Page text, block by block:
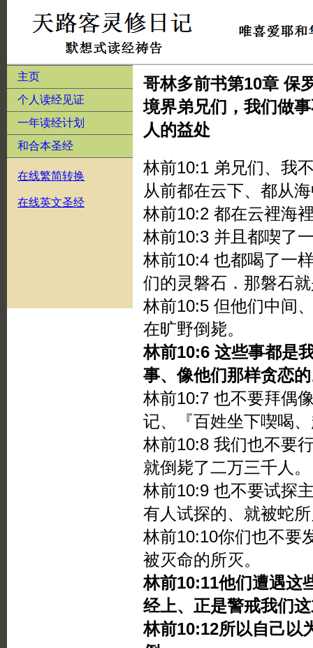
主页
个人读经见证
一年读经计划
和合本圣经
在线繁简转换
在线英文圣经
哥林多前书第10章 保
境界弟兄们，我们做
人的益处
林前10:1 弟兄们、我
从前都在云下、都从
林前10:2 都在云裡海
林前10:3 并且都喫了
林前10:4 也都喝了一
们的灵磐石．那磐石
林前10:5 但他们中间
在旷野倒毙。
林前10:6 这些事都是
事、像他们那样贪恋
林前10:7 也不要拜偶
记、『百姓坐下喫喝
林前10:8 我们也不要
就倒毙了二万三千人。
林前10:9 也不要试探
有人试探的、就被蛇
林前10:10你们也不要
被灭命的所灭。
林前10:11他们遭遇这
经上、正是警戒我们
林前10:12所以自己以